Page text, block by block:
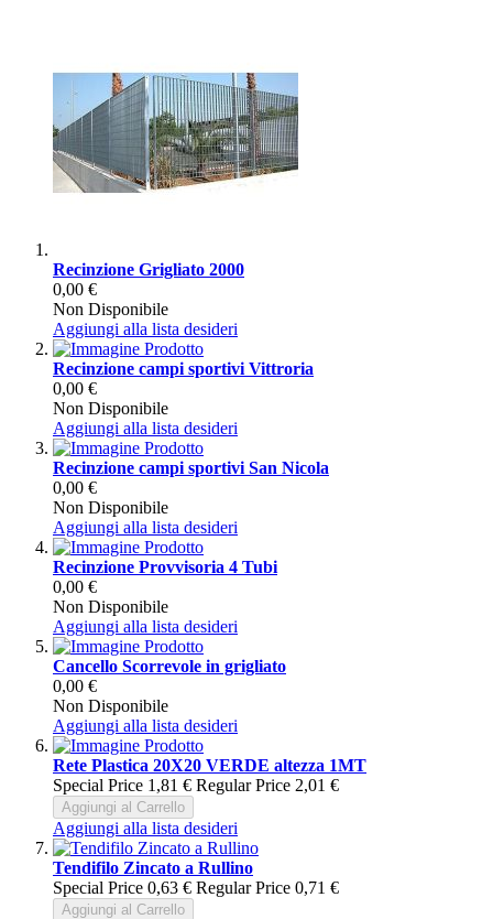
Recinzione Grigliato 2000
0,00 €
Non Disponibile
Aggiungi alla lista desideri
Recinzione campi sportivi Vittroria
0,00 €
Non Disponibile
Aggiungi alla lista desideri
Recinzione campi sportivi San Nicola
0,00 €
Non Disponibile
Aggiungi alla lista desideri
Recinzione Provvisoria 4 Tubi
0,00 €
Non Disponibile
Aggiungi alla lista desideri
Cancello Scorrevole in grigliato
0,00 €
Non Disponibile
Aggiungi alla lista desideri
Rete Plastica 20X20 VERDE altezza 1MT
Special Price 1,81 € Regular Price 2,01 €
Aggiungi al Carrello
Aggiungi alla lista desideri
Tendifilo Zincato a Rullino
Special Price 0,63 € Regular Price 0,71 €
Aggiungi al Carrello